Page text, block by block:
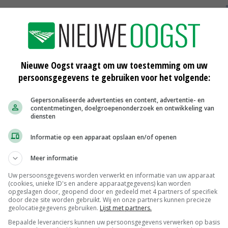
van 2018 schetste, vinden de geënquêteerden ook
de bank dat Nederland 3 miljard snijtulpen
verkopen in het supermarktkanaal en in Oost-
groei kleiner zal zijn.
dat die bij de inkoop van de bollen meer met vaste
wensen te zijn. De rol van in- en verkoopbureau's als
vermindert hierdoor, is een andere
van sector in.
bij de Rabobank en een van de opstellers van het
gehouden peiling de grote lijnen van 'Tulpenmanie
mensen tien stellingen voorgelegd. 'De peiling is
Nieuwe Oogst vraagt om uw toestemming om uw
persoonsgegevens te gebruiken voor het volgende:
Gepersonaliseerde advertenties en content, advertentie- en
contentmetingen, doelgroepenonderzoek en ontwikkeling van
diensten
Informatie op een apparaat opslaan en/of openen
Meer informatie
Uw persoonsgegevens worden verwerkt en informatie van uw apparaat
(cookies, unieke ID's en andere apparaatgegevens) kan worden
opgeslagen door, geopend door en gedeeld met 4 partners of specifiek
door deze site worden gebruikt. Wij en onze partners kunnen precieze
geolocatiegegevens gebruiken. Lijst met partners.
Bepaalde leveranciers kunnen uw persoonsgegevens verwerken op basis